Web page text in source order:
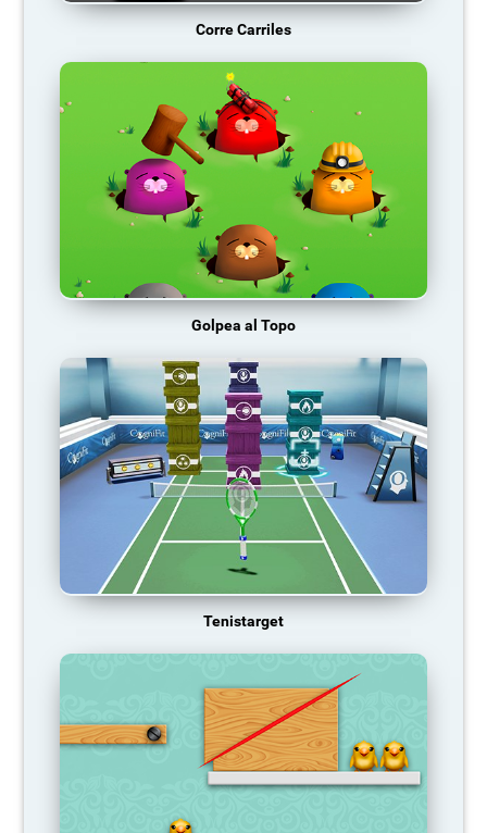
Corre Carriles
Golpea al Topo
Tenistarget